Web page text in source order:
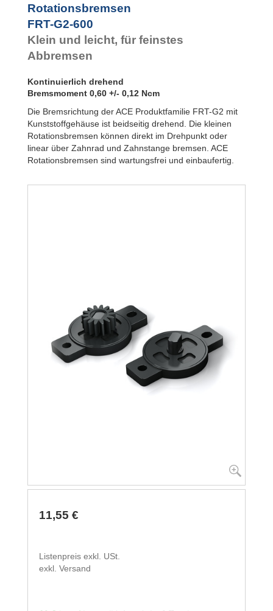
FYN-N1
FYN-S1
FYT-H1 und
FYN-H1
Rotationsbremsen
FRT-G2-600
Klein und leicht, für feinstes
Abbremsen
Kontinuierlich drehend
Bremsmoment 0,60 +/- 0,12 Ncm
Die Bremsrichtung der ACE Produktfamilie FRT-G2 mit
Kunststoffgehäuse ist beidseitig drehend. Die kleinen
Rotationsbremsen können direkt im Drehpunkt oder
linear über Zahnrad und Zahnstange bremsen. ACE
Rotationsbremsen sind wartungsfrei und einbaufertig.
11,55 €
Listenpreis exkl. USt.
exkl. Versand